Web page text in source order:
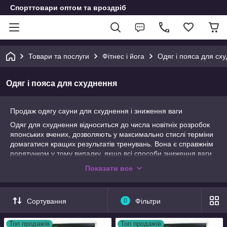
Спорттовари оптом та вроздріб
Товари та послуги Фітнес і йога Одяг і пояса для
Одяг і пояса для схуднення
Продаж одягу сауни для схуднення і зниження ваги
Одяг для схуднення відноситься до числа новітніх розробок
японських вчених, дозволяють у максимально стислі терміни
домагатися кращих результатів тренувань. Вона є справжнім
порятунком у тому випадку, якщо всі способи зниження ваги
ведуть сидячий спосіб життя, відчувають брак вільного часу і
не мають можливості приділяти своєму тілу належної уваги,
особливо мамам з маленькими дітьми, які мають проблеми із
зайвою вагою. Наш інтернет магазин одягу для схуднення
дозволить вибрати модель у відповідності з особистими
Показати все
Сортування 0 Фільтри
Топ продажів Топ продажів